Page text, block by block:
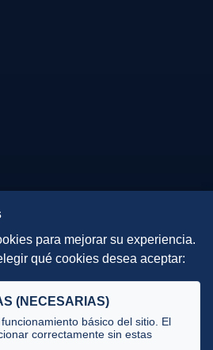
para mejorar su experiencia.
qué cookies desea aceptar:
(NECESARIAS)
básico del sitio. El
correctamente sin estas